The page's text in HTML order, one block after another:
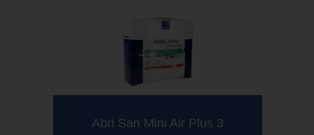
Abri San Mini Air Plus 3